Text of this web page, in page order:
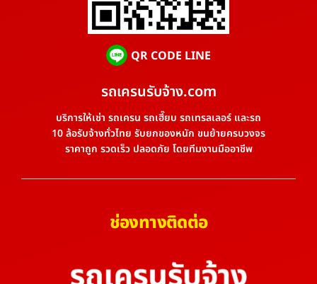
QR CODE LINE
รถเครนรับจ้าง.com
บริการให้เช่า รถเครน รถเฮี๊ยบ รถเทรลเลอร์ และรถ
10 ล้อรับจ้างทั่วไทย รับยกของหนัก ขนย้ายครบวงจร
ราคาถูก รวดเร็ว ปลอดภัย โดยทีมงานมืออาชีพ
ช่องทางติดต่อ